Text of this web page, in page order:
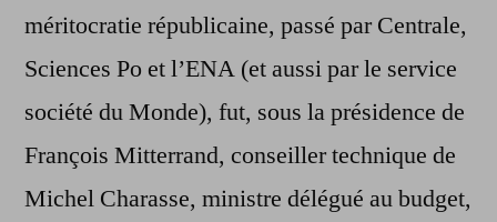
méritocratie républicaine, passé par Centrale,
Sciences Po et l’ENA (et aussi par le service
société du Monde), fut, sous la présidence de
François Mitterrand, conseiller technique de
Michel Charasse, ministre délégué au budget,